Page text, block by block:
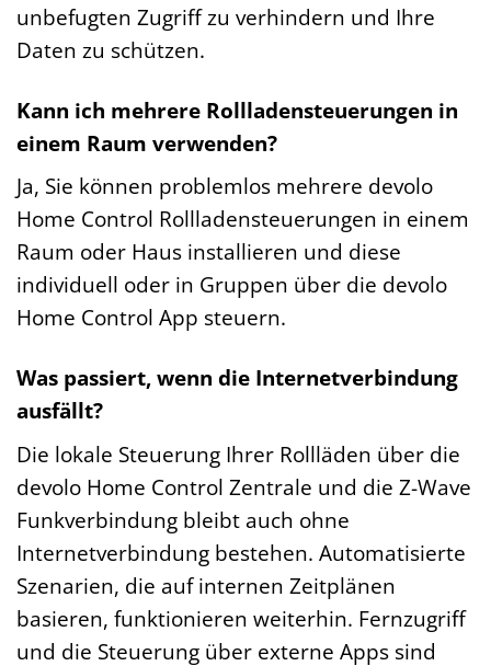
unbefugten Zugriff zu verhindern und Ihre
Daten zu schützen.
Kann ich mehrere Rollladensteuerungen in
einem Raum verwenden?
Ja, Sie können problemlos mehrere devolo
Home Control Rollladensteuerungen in einem
Raum oder Haus installieren und diese
individuell oder in Gruppen über die devolo
Home Control App steuern.
Was passiert, wenn die Internetverbindung
ausfällt?
Die lokale Steuerung Ihrer Rollläden über die
devolo Home Control Zentrale und die Z-Wave
Funkverbindung bleibt auch ohne
Internetverbindung bestehen. Automatisierte
Szenarien, die auf internen Zeitplänen
basieren, funktionieren weiterhin. Fernzugriff
und die Steuerung über externe Apps sind